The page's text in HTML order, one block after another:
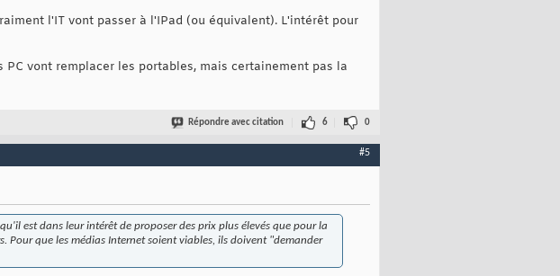
l'IT vont passer à l'IPad (ou équivalent). L'intérêt pour
vont remplacer les portables, mais certainement pas la
Répondre avec citation 6 0
#5
est dans leur intérêt de proposer des prix plus élevés que pour la
Pour que les médias Internet soient viables, ils doivent "demander